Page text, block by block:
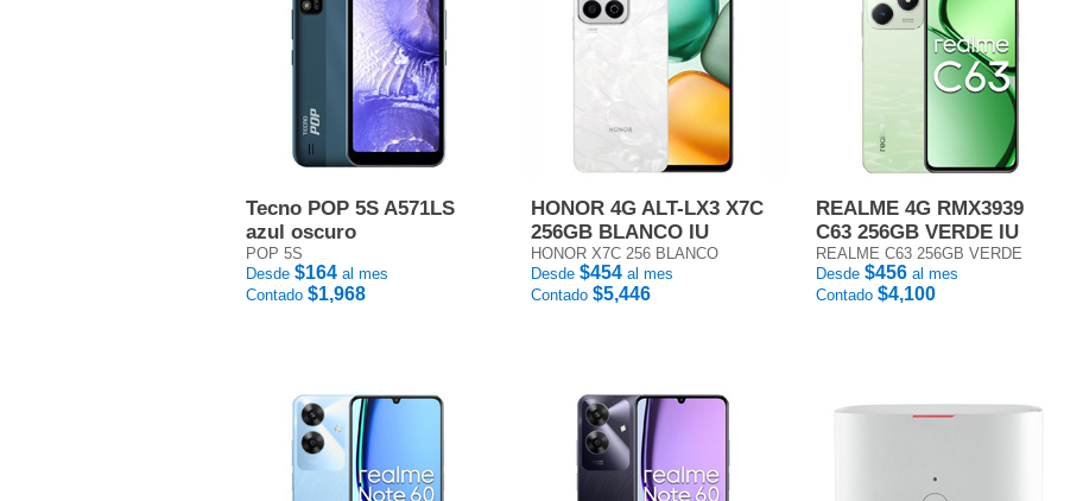
Tecno POP 5S A571LS
azul oscuro
POP 5S
Desde $164 al mes
Contado $1,968
HONOR 4G ALT-LX3 X7C
256GB BLANCO IU
HONOR X7C 256 BLANCO
Desde $454 al mes
Contado $5,446
REALME 4G RMX3939
C63 256GB VERDE IU
REALME C63 256GB VERDE
Desde $456 al mes
Contado $4,100